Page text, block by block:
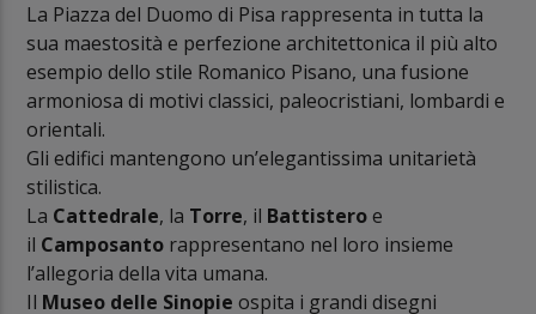
La Piazza del Duomo di Pisa rappresenta in tutta la
sua maestosità e perfezione architettonica il più alto
esempio dello stile Romanico Pisano, una fusione
armoniosa di motivi classici, paleocristiani, lombardi e
orientali.
Gli edifici mantengono un’elegantissima unitarietà
stilistica.
La Cattedrale, la Torre, il Battisteroe
il Camposanto rappresentano nel loro insieme
l’allegoria della vita umana.
Il Museo delle Sinopie ospita i grandi disegni